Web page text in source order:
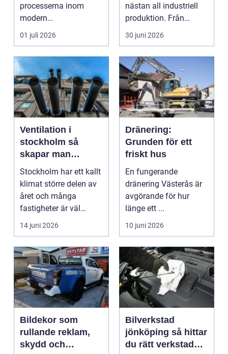
processerna inom
modern
plåtbearbetning. I en
industriregion som ...
01 juli 2026
nästan all industriell
produktion. Från
stenbrott och åte...
30 juni 2026
Ventilation i
stockholm så
skapar man
hälsosam och
energieffektiv
inomhusluft
Stockholm har ett kallt
klimat större delen av
året och många
fastigheter är väl
isolerade för att s...
14 juni 2026
Dränering:
Grunden för ett
friskt hus
En fungerande
dränering Västerås är
avgörande för hur
länge ett ...
10 juni 2026
Bildekor som
rullande reklam,
skydd och
Bilverkstad
jönköping så hittar
du rätt verkstad